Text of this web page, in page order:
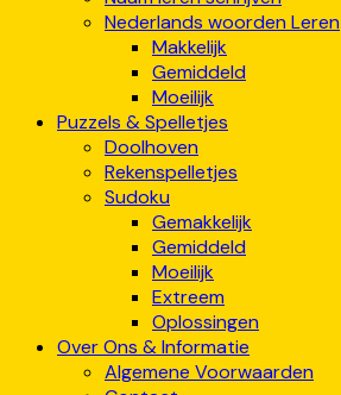
Nederlands woorden Leren
Makkelijk
Gemiddeld
Moeilijk
Puzzels & Spelletjes
Doolhoven
Rekenspelletjes
Sudoku
Gemakkelijk
Gemiddeld
Moeilijk
Extreem
Oplossingen
Over Ons & Informatie
Algemene Voorwaarden